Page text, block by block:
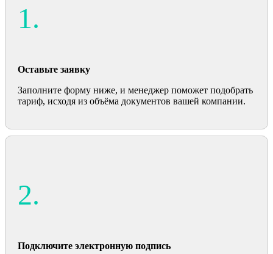
1.
Оставьте заявку
Заполните форму ниже, и менеджер поможет подобрать
тариф, исходя из объёма документов вашей компании.
2.
Подключите электронную подпись